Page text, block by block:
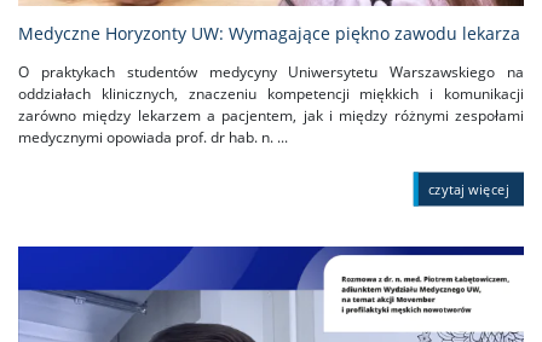
Medyczne Horyzonty UW: Wymagające piękno zawodu lekarza
O praktykach studentów medycyny Uniwersytetu Warszawskiego na
oddziałach klinicznych, znaczeniu kompetencji miękkich i komunikacji
zarówno między lekarzem a pacjentem, jak i między różnymi zespołami
medycznymi opowiada prof. dr hab. n. ...
czytaj więcej